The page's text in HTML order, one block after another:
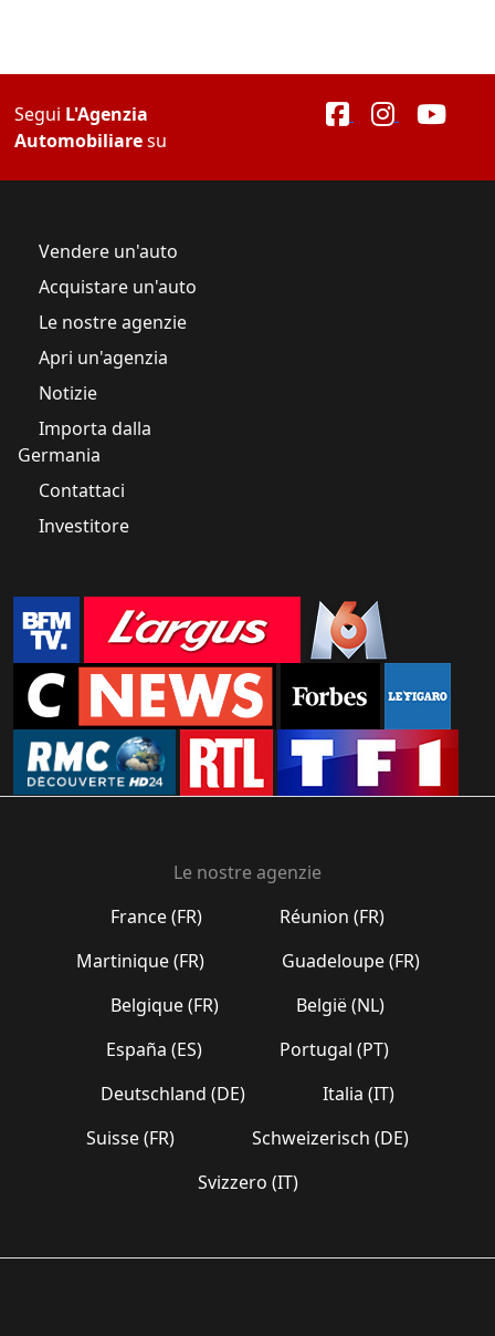
Segui L'Agenzia
Automobiliaresu
Vendere un'auto
Acquistare un'auto
Le nostre agenzie
Apri un'agenzia
Notizie
Importa dalla
Germania
Contattaci
Investitore
Le nostre agenzie
France (FR)
Réunion (FR)
Martinique (FR)
Guadeloupe (FR)
Belgique (FR)
België (NL)
España (ES)
Portugal (PT)
Deutschland (DE)
Italia (IT)
Suisse (FR)
Schweizerisch (DE)
Svizzero (IT)